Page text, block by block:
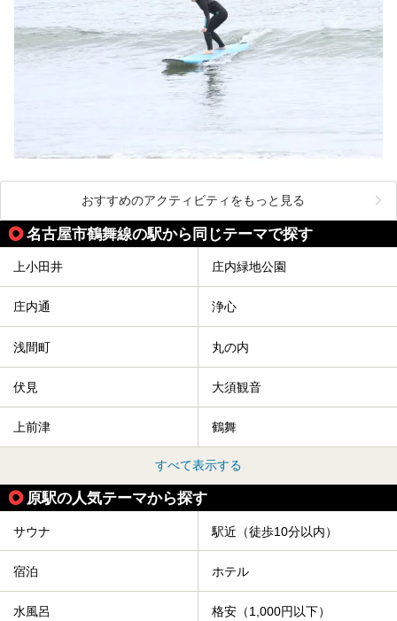
おすすめのアクティビティをもっと見る
名古屋市鶴舞線の駅から同じテーマで探す
上小田井 庄内緑地公園
庄内通 浄心
浅間町 丸の内
伏見 大須観音
上前津 鶴舞
すべて表示する
原駅の人気テーマから探す
サウナ 駅近（徒歩10分以内）
宿泊 ホテル
水風呂 格安（1,000円以下）